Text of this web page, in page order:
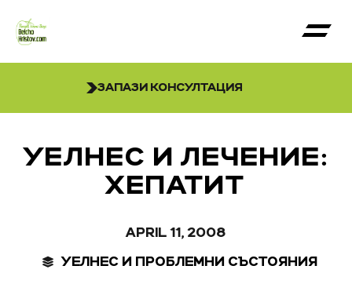
ЗАПАЗИ КОНСУЛТАЦИЯ
УЕЛНЕС И ЛЕЧЕНИЕ:
ХЕПАТИТ
APRIL 11, 2008
УЕЛНЕС И ПРОБЛЕМНИ СЪСТОЯНИЯ